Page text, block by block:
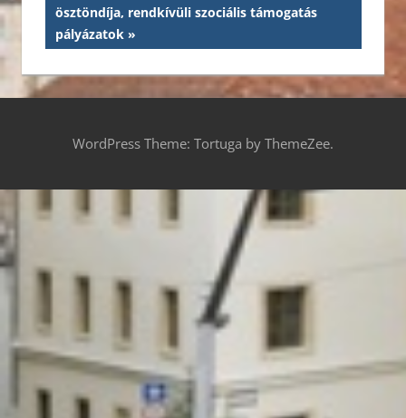
Post:
ösztöndíja, rendkívüli szociális támogatás
pályázatok
WordPress Theme: Tortuga by ThemeZee.